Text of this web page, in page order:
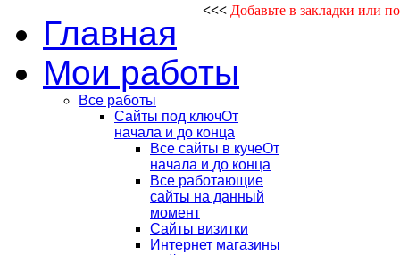
Главная
Мои работы
Все работы
Сайты под ключОт
начала и до конца
Все сайты в кучеОт
начала и до конца
Все работающие
сайты на данный
момент
Сайты визитки
Интернет магазины
<<< Добавьте в закладки или